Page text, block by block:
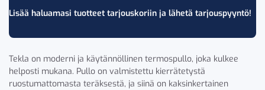
Lisää haluamasi tuotteet tarjouskoriin ja lähetä tarjouspyyntö!
Tekla on moderni ja käytännöllinen termospullo, joka kulkee
helposti mukana. Pullo on valmistettu kierrätetystä
ruostumattomasta teräksestä, ja siinä on kaksinkertainen